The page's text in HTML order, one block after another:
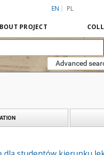
EN PL
PROJECT
Advanced